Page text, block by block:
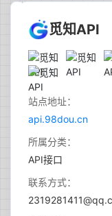
觅知API
站点地址：
api.98dou.cn
所属分类：
API接口
联系方式：